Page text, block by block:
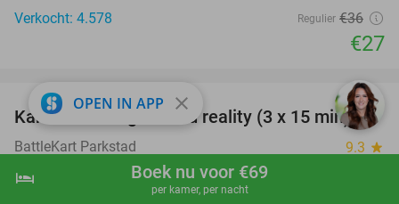
shopping_cart Boek nu
hotel Boek nu voor €69
per kamer, per nacht
Verkocht: 4.578
Regulier €36
€27
35%
Karten met augmented reality (3 x 15 min)
BattleKart Parkstad 9.3 star
OPEN IN APP close